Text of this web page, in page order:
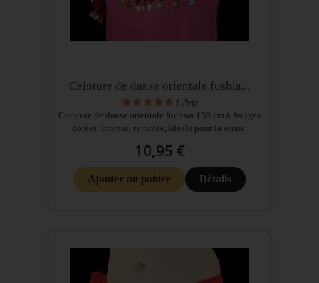
Ceinture de danse orientale fushia...
1 Avis
Ceinture de danse orientale fuchsia 150 cm à franges
dorées. Intense, rythmée, idéale pour la scène.
10,95 €
Ajouter au panier Détails